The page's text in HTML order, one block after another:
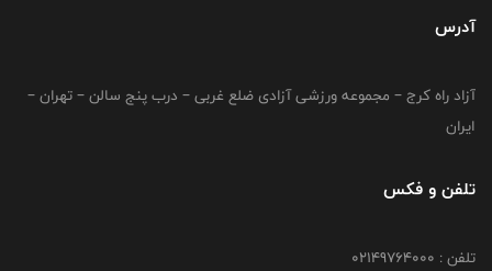
آدرس
آزاد راه کرج – مجموعه ورزشی آزادی ضلع غربی – درب پنج سالن – تهران –
ایران
تلفن و فکس
تلفن : 02149764000